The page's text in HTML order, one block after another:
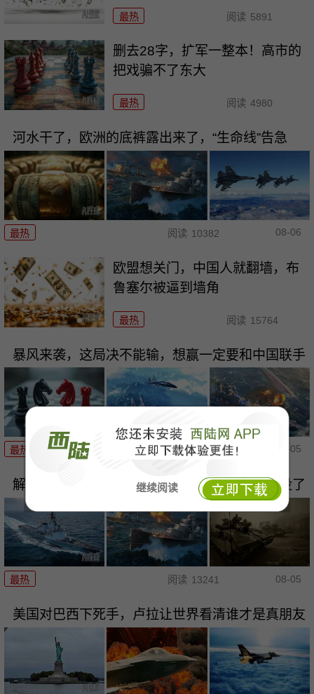
继续阅读
最热 阅读 5891
删去28字，扩军一整本！高市的
把戏骗不了东大
最热 阅读 4980
河水干了，欧洲的底裤露出来了，“生命线”告急
最热 阅读 10382 08-06
欧盟想关门，中国人就翻墙，布
鲁塞尔被逼到墙角
最热 阅读 15764
暴风来袭，这局决不能输，想赢一定要和中国联手
最热 阅读 14305 08-05
解放军五秒镜头颠覆太平洋！美军最后安全区没了
最热 阅读 13241 08-05
美国对巴西下死手，卢拉让世界看清谁才是真朋友